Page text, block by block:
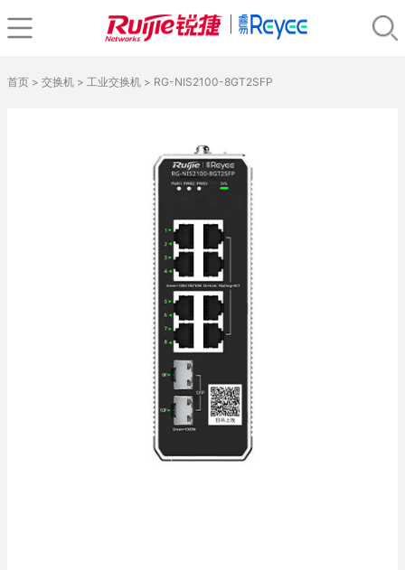
首页 > 交换机 > 工业交换机 > RG-NIS2100-8GT2SFP